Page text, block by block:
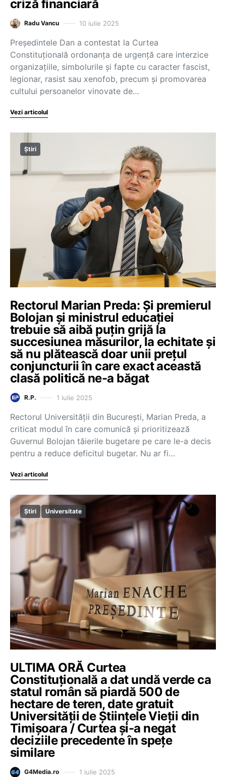
criză financiară
Radu Vancu 10 iulie 2025
Președintele Dan a contestat la Curtea
Constituțională ordonanța de urgență care interzice
organizaţiile, simbolurile şi fapte cu caracter fascist,
legionar, rasist sau xenofob, precum şi promovarea
cultului persoanelor vinovate de…
Vezi articolul
Știri
Rectorul Marian Preda: Și premierul
Bolojan și ministrul educației
trebuie să aibă puțin grijă la
succesiunea măsurilor, la echitate și
să nu plătească doar unii prețul
conjuncturii în care exact această
clasă politică ne-a băgat
R.P. 1 iulie 2025
Rectorul Universității din București, Marian Preda, a
criticat modul în care comunică și prioritizează
Guvernul Bolojan tăierile bugetare pe care le-a decis
pentru a reduce deficitul bugetar. Nu ar fi…
Vezi articolul
Știri Universitate
ULTIMA ORĂ Curtea
Constituțională a dat undă verde ca
statul român să piardă 500 de
hectare de teren, date gratuit
Universității de Științele Vieții din
Timișoara / Curtea și-a negat
deciziile precedente în spețe
similare
G4Media.ro 1 iulie 2025